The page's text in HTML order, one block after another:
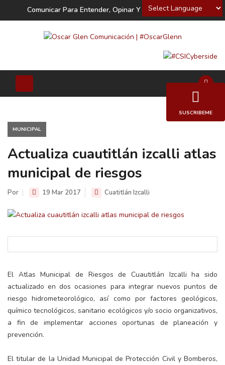
Powered by
Comunicar Para Entender, Opinar Y Decidir
MUNICIPAL
Actualiza cuautitlán izcalli atlas
municipal de riesgos
Por 19 Mar 2017 Cuatitlán Izcalli
El Atlas Municipal de Riesgos de Cuautitlán Izcalli ha sido
actualizado en dos ocasiones para integrar nuevos puntos de
riesgo hidrometeorológico, así como por factores geológicos,
químico tecnológicos, sanitario ecológicos y/o socio organizativos,
a fin de implementar acciones oportunas de planeación y
prevención.
El titular de la Unidad Municipal de Protección Civil y Bomberos,
SUSCRIBEME